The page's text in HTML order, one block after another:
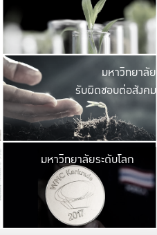
มีพื้นที่เขียวสดใส
เป็นป่าในเมือง เกษต
มหาวิ
ค
เปิดประ
และพบเรื่องราวใ
มหาวิทยาลัย
รับผิดชอบต่อสังคม
มหาวิ
เปลี่ยนแปลง แล
เพื่อทำง
ระบบสารสนเทศ
มหาวิทยาลัยระดับโลก